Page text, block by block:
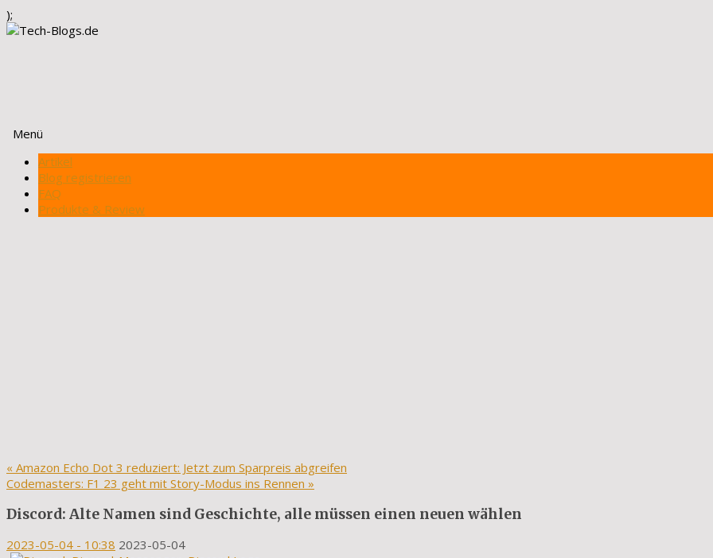
);
Menü
Zum
Inhalt
springen
Artikel
Blog registrieren
FAQ
Produkte & Review
« Amazon Echo Dot 3 reduziert: Jetzt zum Sparpreis abgreifen
Codemasters: F1 23 geht mit Story-Modus ins Rennen »
Discord: Alte Namen sind Geschichte, alle müssen einen neuen wählen
2023-05-04 - 10:38 2023-05-04